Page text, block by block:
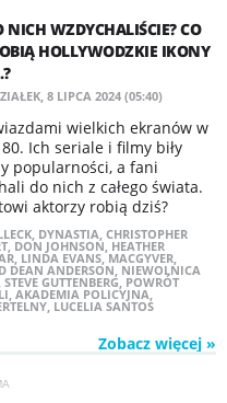
NICH WZDYCHALIŚCIE? CO
HOLLYWODZKIE IKONY
8 LIPCA 2024 (05:40)
wielkich ekranów w
Ich seriale i filmy biły
popularności, a fani
do nich z całego świata.
aktorzy robią dziś?
, DYNASTIA, CHRISTOPHER
, DON JOHNSON, HEATHER
, LINDA EVANS,MACGYVER,
DEAN ANDERSON, NIEWOLNICA
STEVE GUTTENBERG, POWRÓT
, AKADEMIA POLICYJNA,
, LUCELIA SANTOS
Zobacz więcej »